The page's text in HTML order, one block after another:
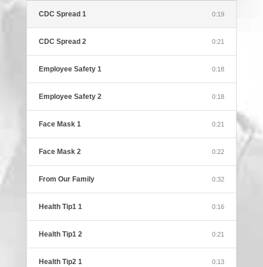
CDC Spread 1 0:19
CDC Spread 2 0:21
Employee Safety 1 0:18
Employee Safety 2 0:18
Face Mask 1 0:21
Face Mask 2 0:22
From Our Family 0:32
Health Tip1 1 0:16
Health Tip1 2 0:21
Health Tip2 1 0:13